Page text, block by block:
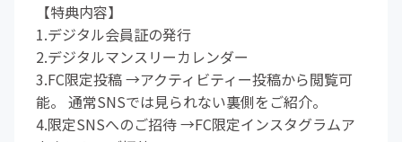
【特典内容】
1.デジタル会員証の発行
2.デジタルマンスリーカレンダー
3.FC限定投稿 →アクティビティー投稿から閲覧可
能。 通常SNSでは見られない裏側をご紹介。
4.限定SNSへのご招待 →FC限定インスタグラムア